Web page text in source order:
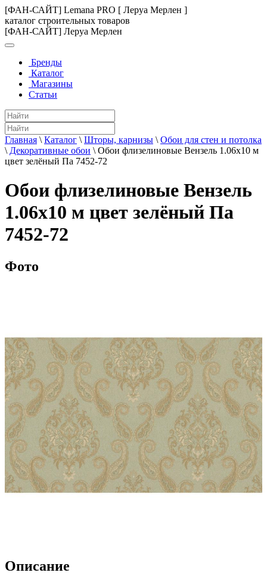
[ФАН-САЙТ] Lemana PRO [ Леруа Мерлен ]
каталог строительных товаров
[ФАН-САЙТ] Леруа Мерлен
Бренды
Каталог
Магазины
Статьи
Главная \ Каталог \ Шторы, карнизы \ Обои для стен и потолка
\ Декоративные обои \ Обои флизелиновые Вензель 1.06х10 м
цвет зелёный Па 7452-72
Обои флизелиновые Вензель
1.06х10 м цвет зелёный Па
7452-72
Фото
Описание